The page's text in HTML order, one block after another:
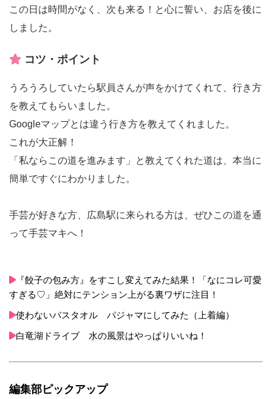
この日は時間がなく、次も来る！と心に誓い、お店を後に
しました。
コツ・ポイント
うろうろしていたら駅員さんが声をかけてくれて、行き方
を教えてもらいました。
Googleマップとは違う行き方を教えてくれました。
これが大正解！
「私ならこの道を進みます」と教えてくれた道は、本当に
簡単ですぐにわかりました。
手芸が好きな方、広島駅に来られる方は、ぜひこの道を通
って手芸マキへ！
『餃子の包み方』をすこし変えてみた結果！「なにコレ可愛
すぎる♡」絶対にテンション上がる裏ワザに注目！
使わないバスタオル パジャマにしてみた（上着編）
白竜湖ドライブ 水の風景はやっぱりいいね！
編集部ピックアップ